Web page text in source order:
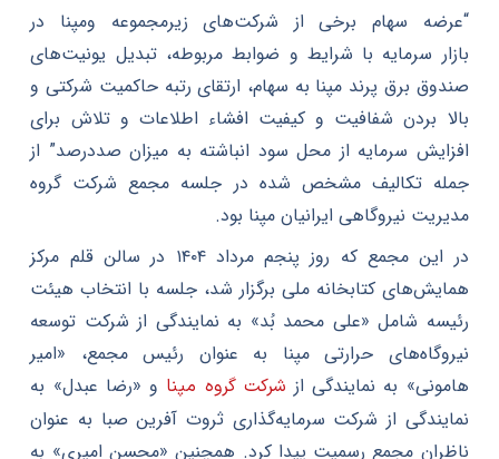
“عرضه سهام برخی از شرکت‌های زیرمجموعه ومپنا در
بازار سرمایه با شرایط و ضوابط مربوطه، تبدیل یونیت‌های
صندوق برق پرند مپنا به سهام، ارتقای رتبه حاکمیت شرکتی و
بالا بردن شفافیت و کیفیت افشاء اطلاعات و تلاش برای
افزایش سرمایه از محل سود انباشته به میزان صددرصد” از
جمله تکالیف مشخص شده در جلسه مجمع شرکت گروه
مدیریت نیروگاهی ایرانیان مپنا بود.
در این مجمع که روز پنجم مرداد ۱۴۰۴ در سالن قلم مرکز
همایش‌های کتابخانه ملی برگزار ‌شد، جلسه با انتخاب هیئت
رئیسه شامل «علی محمد بُد» به نمایندگی از شرکت توسعه
نیروگاه‌های حرارتی مپنا به عنوان رئیس مجمع، «امیر
هامونی» به نمایندگی از شرکت گروه مپنا و «رضا عبدل» به
نمایندگی از شرکت سرمایه‌گذاری ثروت آفرین صبا به عنوان
ناظران مجمع رسمیت پیدا کرد. همچنین «محسن امیری» به